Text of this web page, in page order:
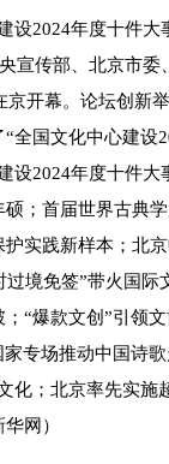
设2024年度十件大
宣传部、北京市委
京开幕。论坛创新
全国文化中心建设
设2024年度十件
；首届世界古典
实践新样本；北
过境免签”带火国际
“爆款文创”引领
家专场推动中国诗
化；北京率先实施
网）